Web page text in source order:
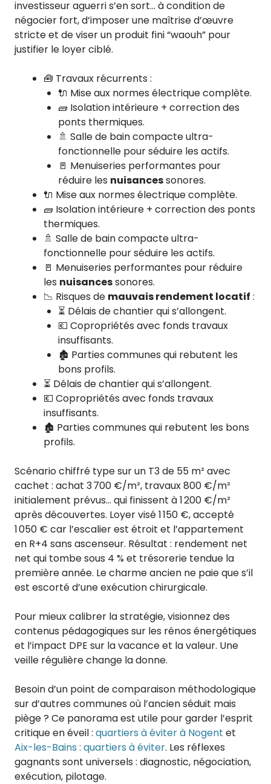
investisseur aguerri s’en sort… à condition de
négocier fort, d’imposer une maîtrise d’œuvre
stricte et de viser un produit fini “waouh” pour
justifier le loyer ciblé.
🧰 Travaux récurrents :
🔌 Mise aux normes électrique complète.
🧱 Isolation intérieure + correction des
ponts thermiques.
🚿 Salle de bain compacte ultra-
fonctionnelle pour séduire les actifs.
🚪 Menuiseries performantes pour
réduire les nuisancessonores.
🔌 Mise aux normes électrique complète.
🧱 Isolation intérieure + correction des ponts
thermiques.
🚿 Salle de bain compacte ultra-
fonctionnelle pour séduire les actifs.
🚪 Menuiseries performantes pour réduire
les nuisancessonores.
📉 Risques de mauvais rendement locatif :
⏳ Délais de chantier qui s’allongent.
💶 Copropriétés avec fonds travaux
insuffisants.
🏚️ Parties communes qui rebutent les
bons profils.
⏳ Délais de chantier qui s’allongent.
💶 Copropriétés avec fonds travaux
insuffisants.
🏚️ Parties communes qui rebutent les bons
profils.
Scénario chiffré type sur un T3 de 55 m² avec
cachet : achat 3 700 €/m², travaux 800 €/m²
initialement prévus… qui finissent à 1 200 €/m²
après découvertes. Loyer visé 1 150 €, accepté
1 050 € car l’escalier est étroit et l’appartement
en R+4 sans ascenseur. Résultat : rendement net
net qui tombe sous 4 % et trésorerie tendue la
première année. Le charme ancien ne paie que s’il
est escorté d’une exécution chirurgicale.
Pour mieux calibrer la stratégie, visionnez des
contenus pédagogiques sur les rénos énergétiques
et l’impact DPE sur la vacance et la valeur. Une
veille régulière change la donne.
Besoin d’un point de comparaison méthodologique
sur d’autres communes où l’ancien séduit mais
piège ? Ce panorama est utile pour garder l’esprit
critique en éveil : quartiers à éviter à Nogent et
Aix-les-Bains : quartiers à éviter. Les réflexes
gagnants sont universels : diagnostic, négociation,
exécution, pilotage.